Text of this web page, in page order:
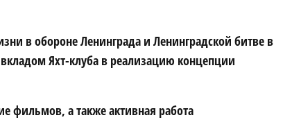
в обороне Ленинграда и Ленинградской битве в
Яхт-клуба в реализацию концепции
фильмов, а также активная работа